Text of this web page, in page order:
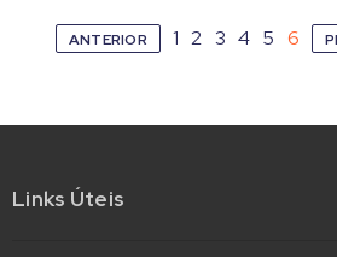
ANTERIOR 1 2 3 4 5 6
Links Úteis